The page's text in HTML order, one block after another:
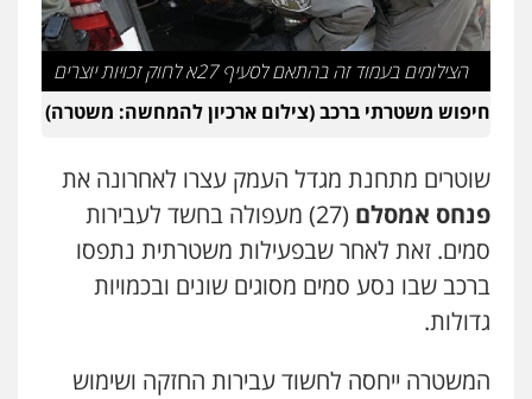
משרד עורכי דין פארס פלאח
פלילי צבאי צווארון לבן והונאה ביטוח לאומי
0549911449
עו"ד עידית שינו-אמיתי
פלילי עורכי דין לענייני אסירים פשיעה
חמורה מעצרים וחקירות
0507587013
0505719060
הצילומים בעמוד זה בהתאם לסעיף 27א לחוק זכויות יוצרים
חיפוש משטרתי ברכב (צילום ארכיון להמחשה: משטרה)
שוטרים מתחנת מגדל העמק עצרו לאחרונה את
פנחס אמסלם
(27) מעפולה בחשד לעבירות
סמים. זאת לאחר שבפעילות משטרתית נתפסו
ברכב שבו נסע סמים מסוגים שונים ובכמויות
גדולות.
המשטרה ייחסה לחשוד עבירות החזקה ושימוש